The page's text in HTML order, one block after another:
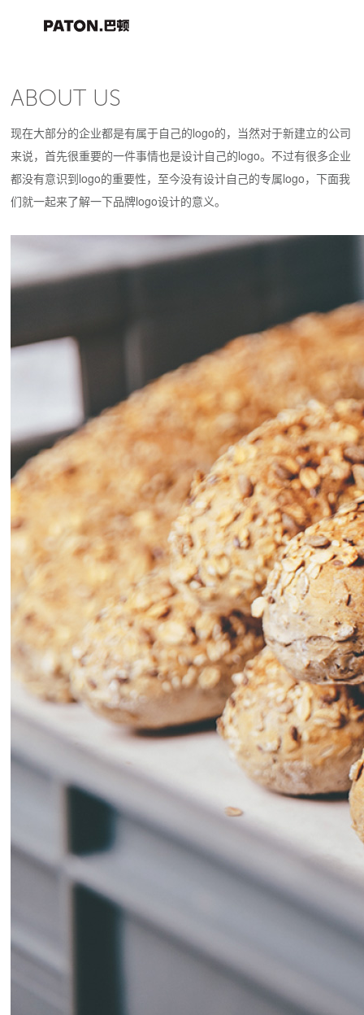
ABOUT US
现在大部分的企业都是有属于自己的logo的，当然对于新建立的公司
来说，首先很重要的一件事情也是设计自己的logo。不过有很多企业
都没有意识到logo的重要性，至今没有设计自己的专属logo，下面我
们就一起来了解一下品牌logo设计的意义。